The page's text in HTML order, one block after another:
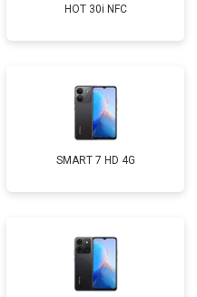
HOT 30i NFC
SMART 7 HD 4G